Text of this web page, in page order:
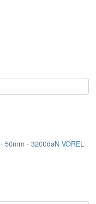
50mm - 3200daN VOREL